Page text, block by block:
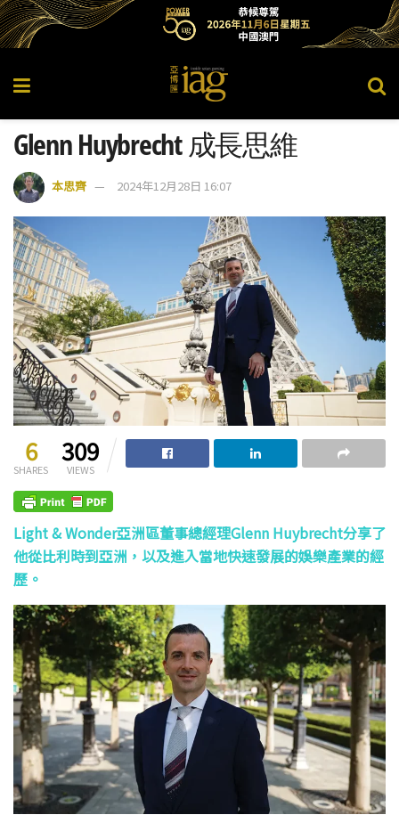
Glenn Huybrecht 成長思維
本思齊 2024年12月28日 16:07
6
SHARES
309
VIEWS
Light & Wonder亞洲區董事總經理Glenn Huybrecht分享了
他從比利時到亞洲，以及進入當地快速發展的娛樂產業的經
歷。